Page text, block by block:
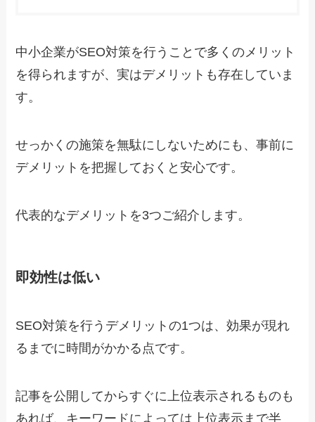
中小企業がSEO対策を行うことで多くのメリット
を得られますが、実はデメリットも存在していま
す。
せっかくの施策を無駄にしないためにも、事前に
デメリットを把握しておくと安心です。
代表的なデメリットを3つご紹介します。
即効性は低い
SEO対策を行うデメリットの1つは、効果が現れ
るまでに時間がかかる点です。
記事を公開してからすぐに上位表示されるものも
あれば、キーワードによっては上位表示まで半